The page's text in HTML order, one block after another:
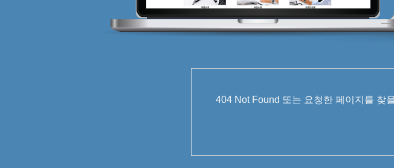
404 Not Found 또는 요청한 페이지를 찾